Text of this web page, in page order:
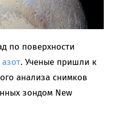
по поверхности
. Ученые пришли к
анализа снимков
зондом New